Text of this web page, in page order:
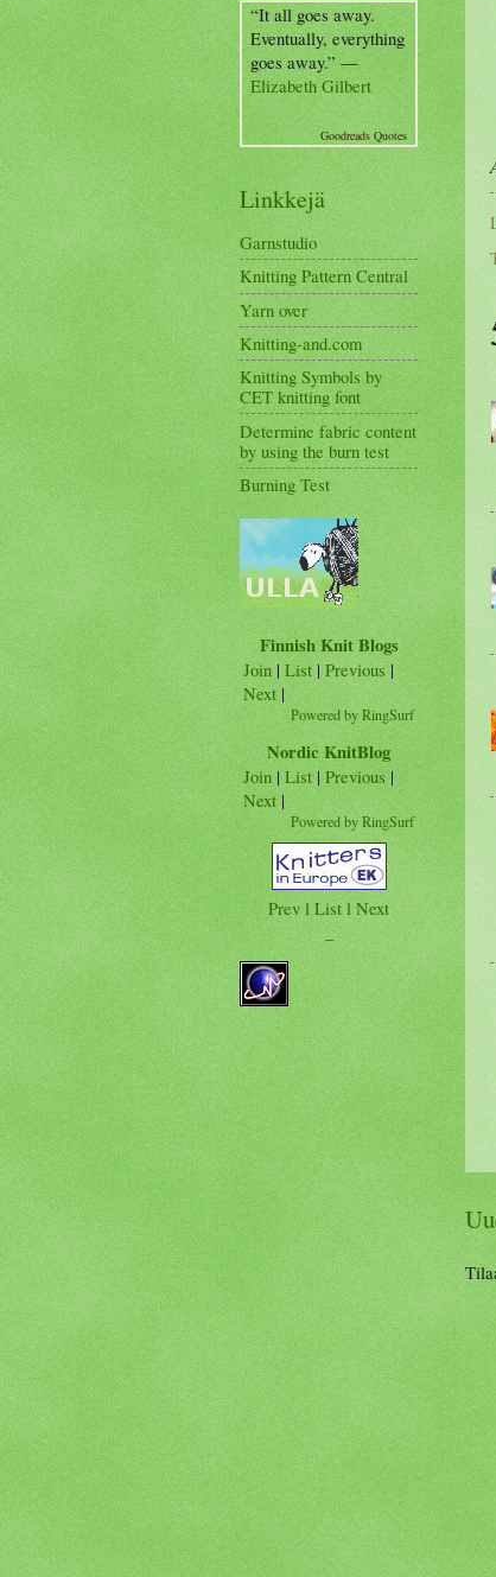
“It all goes away.
Eventually, everything
goes away.” —
Elizabeth Gilbert
Goodreads Quotes
Linkkejä
Garnstudio
Knitting Pattern Central
Yarn over
Knitting-and.com
Knitting Symbols by
CET knitting font
Determine fabric content
by using the burn test
Burning Test
Finnish Knit Blogs
Join|List|Previous|
Next|
Powered by RingSurf
Nordic KnitBlog
Join|List|Previous|
Next|
Powered by RingSurf
Prev l List lNext
_